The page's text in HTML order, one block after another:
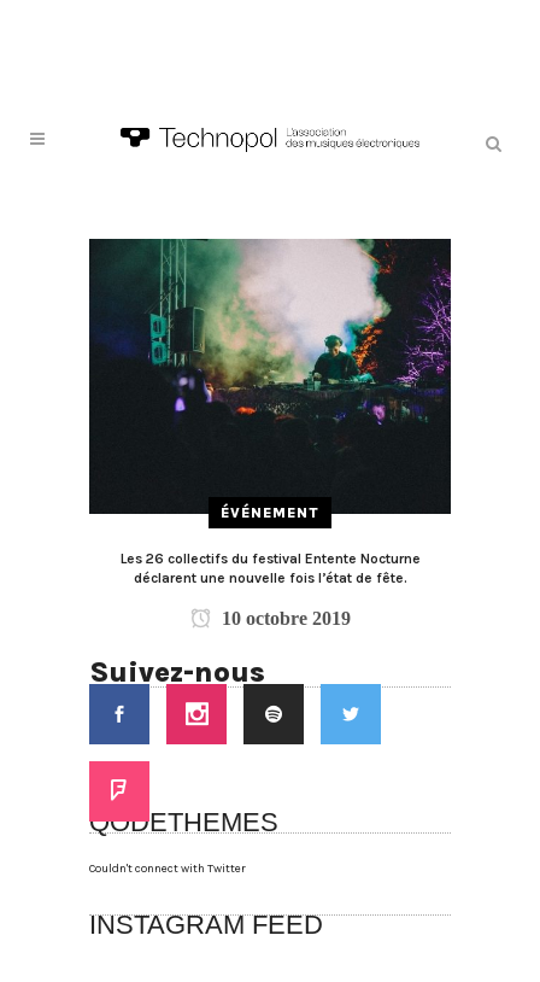
ÉVÉNEMENT
Les 26 collectifs du festival Entente Nocturne
déclarent une nouvelle fois l’état de fête.
10 octobre 2019
Suivez-nous
QODETHEMES
Couldn't connect with Twitter
INSTAGRAM FEED